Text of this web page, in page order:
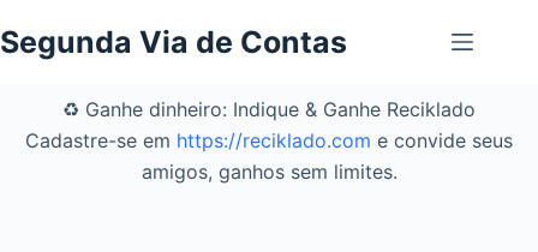
para
conteúdo
Segunda Via de Contas
♻️ Ganhe dinheiro: Indique & Ganhe Reciklado
Cadastre-se em https://reciklado.com e convide seus
amigos, ganhos sem limites.